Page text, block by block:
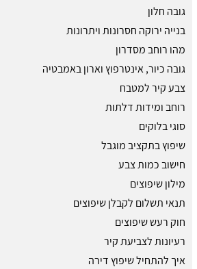
גובה חלון
בנייה ירוקה חסרונות ויתרונות
מהו רוחב מסדרון
גובה כיור, אינטרפוץ וארון באמבטיה
צבע קיר למטבח
רוחב ומידות דלתות
סוגי בלוקים
שיפוץ בתקציב מוגבל
חישוב כמות צבע
מילון שיפוצים
תנאי תשלום לקבלן שיפוצים
חוק רעש שיפוצים
רעיונות לצביעת קיר
איך להתחיל שיפוץ דירה